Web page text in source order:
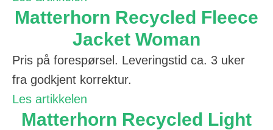
Matterhorn Recycled Fleece
Jacket Woman
Pris på forespørsel. Leveringstid ca. 3 uker
fra godkjent korrektur.
Les artikkelen
Matterhorn Recycled Light